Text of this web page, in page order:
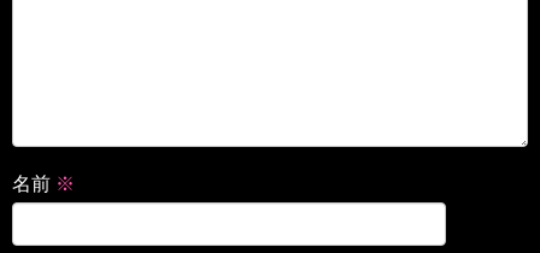
名前 ※